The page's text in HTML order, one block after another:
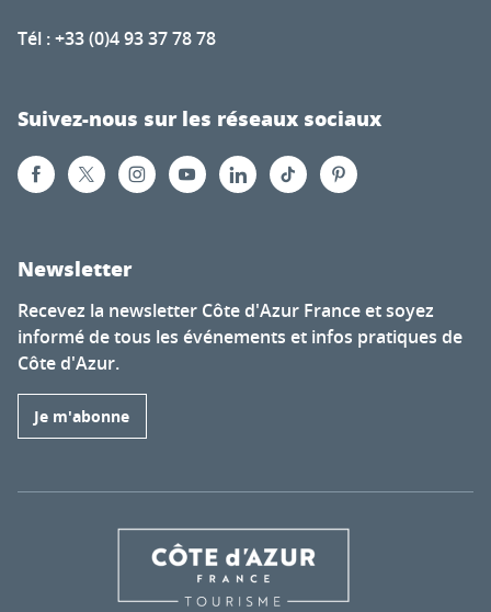
Tél : +33 (0)4 93 37 78 78
Suivez-nous sur les réseaux sociaux
Newsletter
Recevez la newsletter Côte d'Azur France et soyez
informé de tous les événements et infos pratiques de
Côte d'Azur.
Je m'abonne